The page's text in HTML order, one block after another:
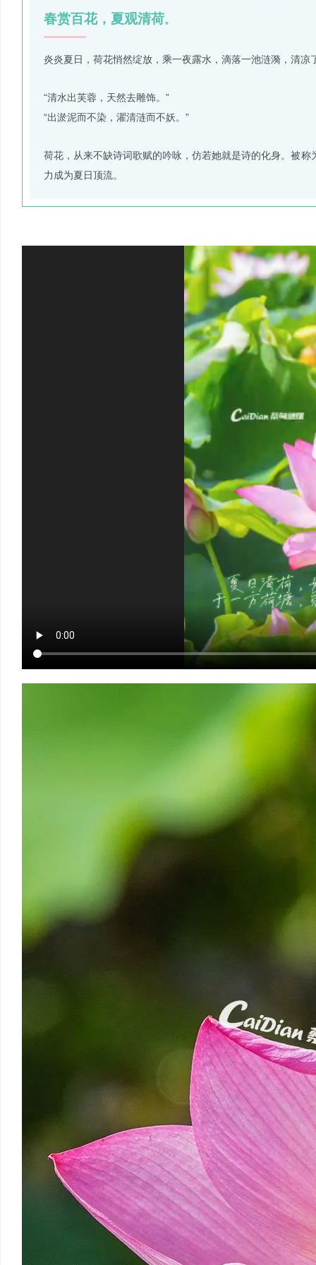
春赏百花，夏观清荷。
炎炎夏日，荷花悄然绽放，乘一夜露水，滴落一池涟漪，清凉
“清水出芙蓉，天然去雕饰。”
“出淤泥而不染，濯清涟而不妖。”
荷花，从来不缺诗词歌赋的吟咏，仿若她就是诗的化身。被
力成为夏日顶流。